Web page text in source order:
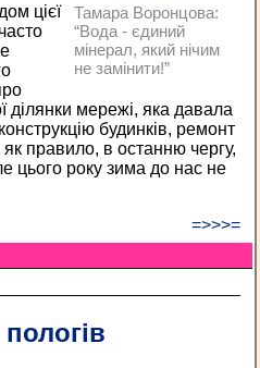
Тамара Воронцова:
“Вода - єдиний
мінерал, який нічим
не замінити!”
цієї
ділянки мережі, яка давала
будинків, ремонт
правило, в останню чергу,
цього року зима до нас не
=>>>=